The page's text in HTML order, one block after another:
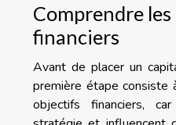
Comprendre
financiers
Avant de placer un
première étape consiste
objectifs financiers,